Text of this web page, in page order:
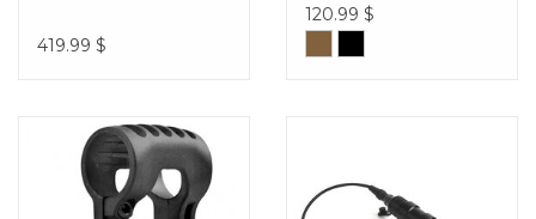
)
419.99 $
120.99 $